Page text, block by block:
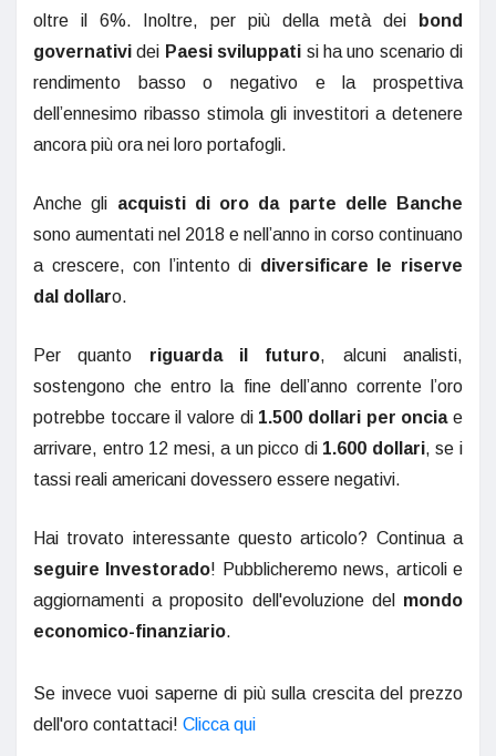
oltre il 6%. Inoltre, per più della metà dei
bond
governativi dei Paesi sviluppati si ha uno scenario di
rendimento basso o negativo e la prospettiva
dell’ennesimo ribasso stimola gli investitori a detenere
ancora più ora nei loro portafogli.
Anche gli acquisti di oro da parte delle Banche
sono aumentati nel 2018 e nell’anno in corso continuano
a crescere, con l’intento di diversificare le riserve
dal dollaro.
Per quanto riguarda il futuro, alcuni analisti,
sostengono che entro la fine dell’anno corrente l’oro
potrebbe toccare il valore di 1.500 dollari per onciae
arrivare, entro 12 mesi, a un picco di 1.600 dollari, se i
tassi reali americani dovessero essere negativi.
Hai trovato interessante questo articolo? Continua a
seguire Investorado! Pubblicheremo news, articoli e
aggiornamenti a proposito dell'evoluzione del mondo
economico-finanziario.
Se invece vuoi saperne di più sulla crescita del prezzo
dell'oro contattaci! Clicca qui